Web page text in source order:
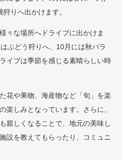
りへ出かけます。
々な場所へドライブに出かけま
ぶどう狩りへ、10月には秋バラ
イブは季節を感じる素晴らしい時
花や果物、海産物など「旬」を楽
楽しみとなっています。さらに、
親しくなることで、地元の美味し
設を教えてもらったり、コミュニ